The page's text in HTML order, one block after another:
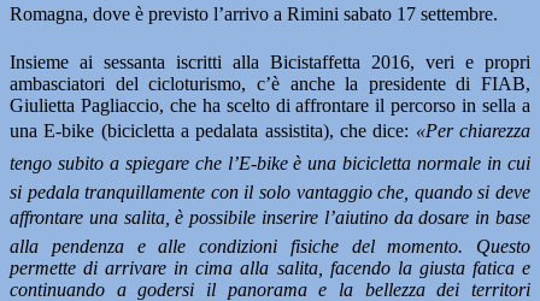
Romagna, dove è previsto l’arrivo a Rimini sabato 17 settembre.
Insieme ai sessanta iscritti alla Bicistaffetta 2016, veri e propri
ambasciatori del cicloturismo, c’è anche la presidente di FIAB,
Giulietta Pagliaccio, che ha scelto di affrontare il percorso in sella a
una E-bike (bicicletta a pedalata assistita), che dice: «Per chiarezza
tengo subito a spiegare che l’E-bike è una bicicletta normale in cui
si pedala tranquillamente con il solo vantaggio che, quando si deve
affrontare una salita, è possibile inserire l’aiutino da dosare in base
alla pendenza e alle condizioni fisiche del momento. Questo
permette di arrivare in cima alla salita, facendo la giusta fatica e
continuando a godersi il panorama e la bellezza dei territori